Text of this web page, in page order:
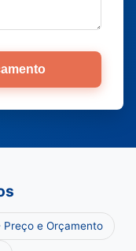
e Orçamento